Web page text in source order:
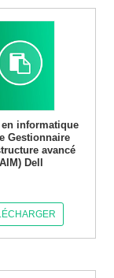
informatique
Gestionnaire
avancé
Dell